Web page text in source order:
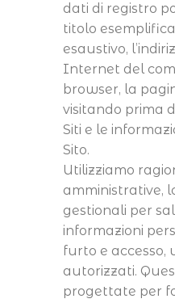
dati di registro
titolo
esaustivo,
Internet del
browser, la
visitando prima
Siti e le
Sito.
Utilizziamo
amministrative,
gestionali per
informazioni
furto e accesso,
autorizzati.
progettate per